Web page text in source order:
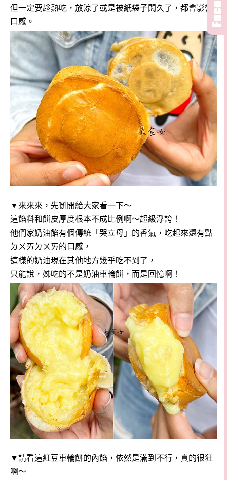
但一定要趁熱吃，放涼了或是被紙袋子悶久了，都會影響
口感。
▼來來來，先掰開給大家看一下～
這餡料和餅皮厚度根本不成比例啊～超級浮誇！
他們家奶油餡有個傳統「哭立母」的香氣，吃起來還有點
ㄉㄨㄞㄉㄨㄞ的口感，
這樣的奶油現在其他地方幾乎吃不到了，
只能說，姊吃的不是奶油車輪餅，而是回憶啊！
▼請看這紅豆車輪餅的內餡，依然是滿到不行，真的很狂
啊～